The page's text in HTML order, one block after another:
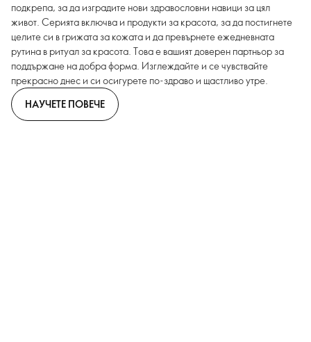
подкрепа, за да изградите нови здравословни навици за цял
живот. Серията включва и продукти за красота, за да постигнете
целите си в грижата за кожата и да превърнете ежедневната
рутина в ритуал за красота. Това е вашият доверен партньор за
поддържане на добра форма. Изглеждайте и се чувствайте
прекрасно днес и си осигурете по-здраво и щастливо утре.
НАУЧЕТЕ ПОВЕЧЕ